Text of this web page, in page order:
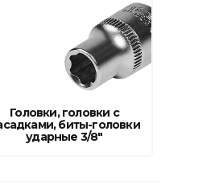
Головки, головки с
биты-головки
ударные 3/8"